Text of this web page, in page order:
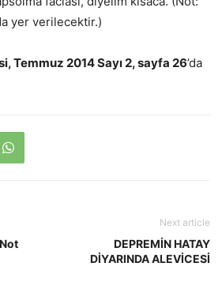
yer verilecektir.)
Temmuz 2014 Sayı 2, sayfa 26’da
Next article
DEPREMİN HATAY
DİYARINDA ALEVİCESİ